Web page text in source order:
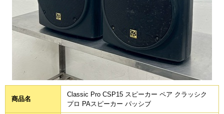
商品名
Classic Pro CSP15 スピーカー ペア クラッシク
プロ PAスピーカー パッシブ